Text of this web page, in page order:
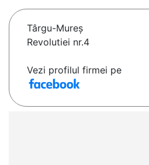
Târgu-Mureş
Revolutiei nr.4
Vezi profilul firmei pe